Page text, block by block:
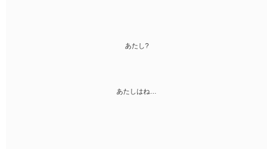
あたし?
あたしはね…